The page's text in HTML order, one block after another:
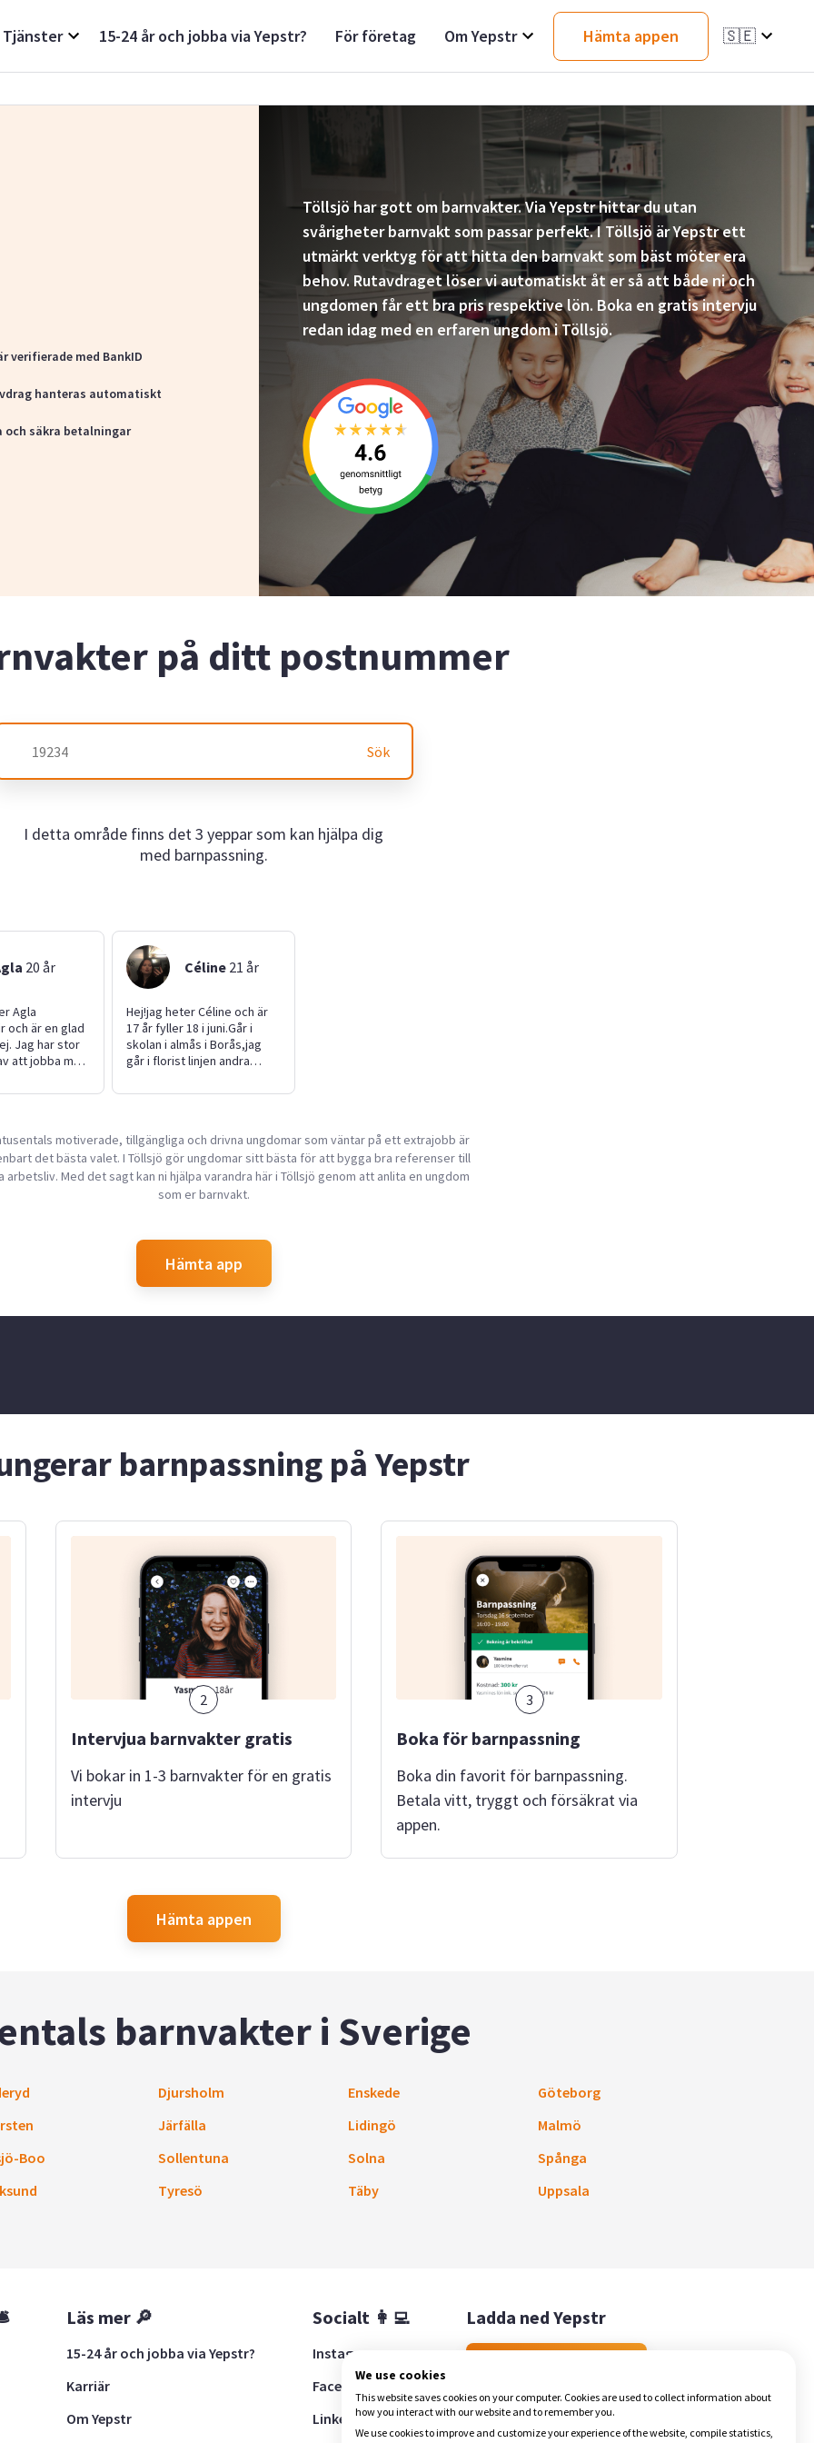
Tjänster 15-24 år och jobba via Yepstr? För företag Om Yepstr Hämta appen 🇸🇪
verifierade med BankID
hanteras automatiskt
och säkra betalningar
Töllsjö har gott om barnvakter. Via Yepstr hittar du utan
svårigheter barnvakt som passar perfekt. I Töllsjö är Yepstr ett
utmärkt verktyg för att hitta den barnvakt som bäst möter era
behov. Rutavdraget löser vi automatiskt åt er så att både ni och
ungdomen får ett bra pris respektive lön. Boka en gratis intervju
redan idag med en erfaren ungdom i Töllsjö.
på ditt postnummer
Sök
I detta område finns det 3 yeppar som kan hjälpa dig
med barnpassning.
20 år
Agla
och är en glad
Jag har stor
att jobba med
flera yngre
åldrarna 4–15
passar. Jag
Céline 21 år
Hej!jag heter Céline och är
17 år fyller 18 i juni.Går i
skolan i almås i Borås,jag
går i florist linjen andra
lärlingsprogrammet då jag
veckan.jag har även en stor
familj med 5 syskon så jag
är van vid barn.Har vana
med dom flesta djur.gillar
motiverade, tillgängliga och drivna ungdomar som väntar på ett extrajobb är
det bästa valet. I Töllsjö gör ungdomar sitt bästa för att bygga bra referenser till
Med det sagt kan ni hjälpa varandra här i Töllsjö genom att anlita en ungdom
som er barnvakt.
Hämta app
barnpassning på Yepstr
2
Intervjua barnvakter gratis
Vi bokar in 1-3 barnvakter för en gratis
intervju
3
Boka för barnpassning
Boka din favorit för barnpassning.
Betala vitt, tryggt och försäkrat via
appen.
Hämta appen
barnvakter i Sverige
Djursholm Enskede
Göteborg
Järfälla Lidingö
Malmö
Boo Sollentuna Solna
Spånga
Tyresö Täby
Uppsala
Läs mer 🔎
15-24 år och jobba via Yepstr?
Karriär
Om Yepstr
Socialt 👩‍💻
Instagram
Facebook
LinkedIn
Ladda ned Yepstr
We use cookies
This website saves cookies on your computer. Cookies are used to collect information about
how you interact with our website and to remember you.
We use cookies to improve and customize your experience of the website, compile statistics,